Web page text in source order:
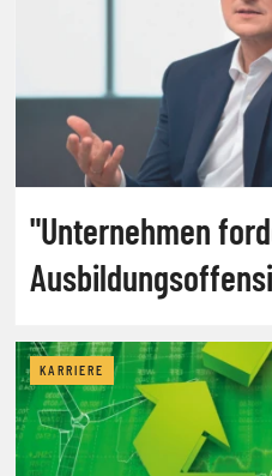
"Unternehmen
KARRIERE